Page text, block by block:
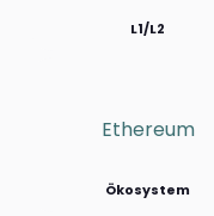
L1/L2
Ethereum
Ökosystem